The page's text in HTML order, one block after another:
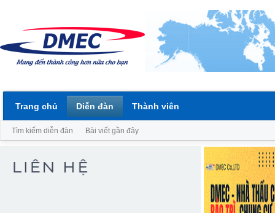
Trang chủ Diễn đàn
Tìm kiếm diễn đàn Bài viết gần đây
Thành viên